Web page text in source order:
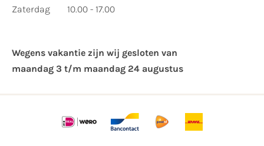
Zaterdag
10.00 - 17.00
Wegens vakantie zijn wij gesloten van ​
maandag 3 t/m maandag 24 augustus